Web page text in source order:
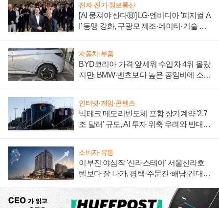
전자·전기·정보통신
[AI 뭉쳐야 산다⑧] LG·엔비디아 '피지컬 A
I' 동맹 강화, 구광모 제조·데이터·기술 결
자동차·부품
BYD코리아 가격 앞세워 수입차 4위 올랐
지만, BMW·벤츠보다 높은 공임비에 소비
인터넷·게임·콘텐츠
빅테크 메모리반도체 포함 장기계약 '2.7
조 달러' 규모, AI 투자 위축 우려와 반대
소비자·유통
이부진 야심작 '신라스테이' 서울신라호
텔보다 잘 나가, 평택·주문진·해남·건대로